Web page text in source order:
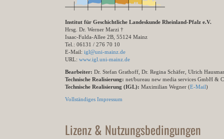
Institut für Geschichtliche Landeskunde Rheinland-Pfalz e.V.
Hrsg. Dr. Werner Marzi †
Isaac-Fulda-Allee 2B, 55124 Mainz
Tel.: 06131 / 276 70 10
E-Mail: igl@uni-mainz.de
URL: www.igl.uni-mainz.de
Bearbeiter: Dr. Stefan Grathoff, Dr. Regina Schäfer, Ulrich
Technische Realisierung: net/bureau new media services GmbH &
Technische Realisierung (IGL): Maximilian Wegner (E-Mail)
Vollständiges Impressum
Lizenz & Nutzungsbedingungen